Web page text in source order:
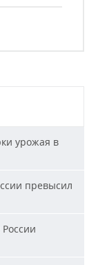
урожая в
превысил